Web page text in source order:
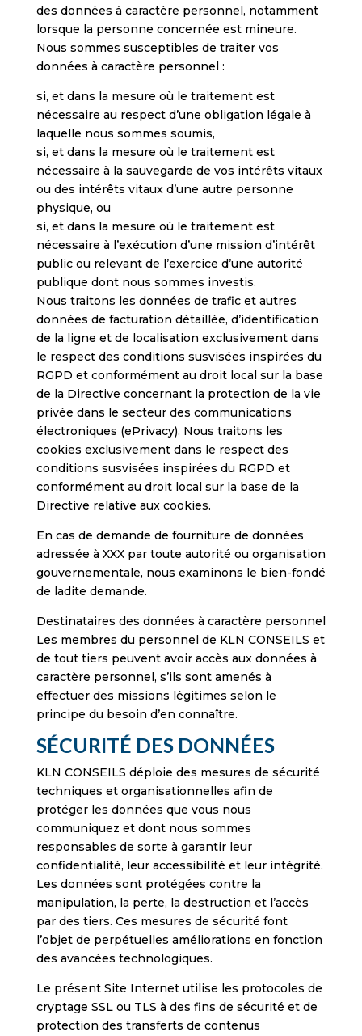
des données à caractère personnel, notamment
lorsque la personne concernée est mineure.
Nous sommes susceptibles de traiter vos
données à caractère personnel :
si, et dans la mesure où le traitement est
nécessaire au respect d’une obligation légale à
laquelle nous sommes soumis,
si, et dans la mesure où le traitement est
nécessaire à la sauvegarde de vos intérêts vitaux
ou des intérêts vitaux d’une autre personne
physique, ou
si, et dans la mesure où le traitement est
nécessaire à l’exécution d’une mission d’intérêt
public ou relevant de l’exercice d’une autorité
publique dont nous sommes investis.
Nous traitons les données de trafic et autres
données de facturation détaillée, d’identification
de la ligne et de localisation exclusivement dans
le respect des conditions susvisées inspirées du
RGPD et conformément au droit local sur la base
de la Directive concernant la protection de la vie
privée dans le secteur des communications
électroniques (ePrivacy). Nous traitons les
cookies exclusivement dans le respect des
conditions susvisées inspirées du RGPD et
conformément au droit local sur la base de la
Directive relative aux cookies.
En cas de demande de fourniture de données
adressée à XXX par toute autorité ou organisation
gouvernementale, nous examinons le bien-fondé
de ladite demande.
Destinataires des données à caractère personnel
Les membres du personnel de KLN CONSEILS et
de tout tiers peuvent avoir accès aux données à
caractère personnel, s’ils sont amenés à
effectuer des missions légitimes selon le
principe du besoin d’en connaître.
SÉCURITÉ DES DONNÉES
KLN CONSEILS déploie des mesures de sécurité
techniques et organisationnelles afin de
protéger les données que vous nous
communiquez et dont nous sommes
responsables de sorte à garantir leur
confidentialité, leur accessibilité et leur intégrité.
Les données sont protégées contre la
manipulation, la perte, la destruction et l’accès
par des tiers. Ces mesures de sécurité font
l’objet de perpétuelles améliorations en fonction
des avancées technologiques.
Le présent Site Internet utilise les protocoles de
cryptage SSL ou TLS à des fins de sécurité et de
protection des transferts de contenus